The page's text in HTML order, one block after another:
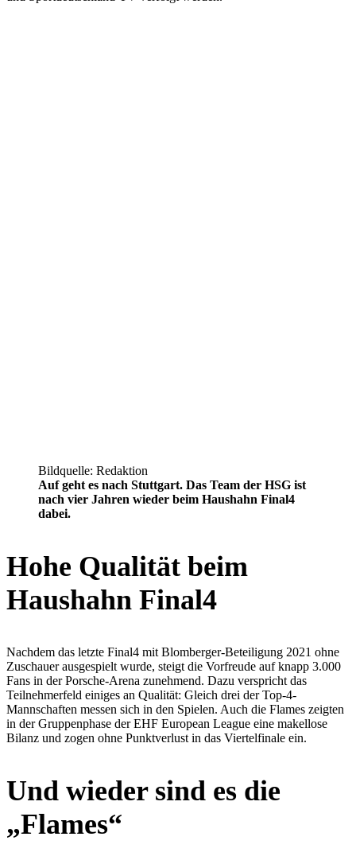
Bildquelle: Redaktion
Auf geht es nach Stuttgart. Das Team der HSG ist
nach vier Jahren wieder beim Haushahn Final4
dabei.
Hohe Qualität beim
Haushahn Final4
Nachdem das letzte Final4 mit Blomberger-Beteiligung 2021 ohne
Zuschauer ausgespielt wurde, steigt die Vorfreude auf knapp 3.000
Fans in der Porsche-Arena zunehmend. Dazu verspricht das
Teilnehmerfeld einiges an Qualität: Gleich drei der Top-4-
Mannschaften messen sich in den Spielen. Auch die Flames zeigten
in der Gruppenphase der EHF European League eine makellose
Bilanz und zogen ohne Punktverlust in das Viertelfinale ein.
Und wieder sind es die
„Flames“